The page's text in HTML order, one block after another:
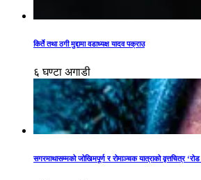
किर्ते तथा ठगी मुद्दामा वडाध्यक्ष यादव पक्राउ
६ घण्टा अगाडी
सगरमाथासम्मको जोखिमपूर्ण र रोमाञ्चक यात्राको वृत्तचित्र